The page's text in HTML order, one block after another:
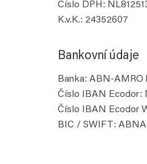
Číslo DPH:
K.v.K.: 24352607
Bankovní údaje
Banka: ABN-AMRO
Číslo IBAN Ecodor:
Číslo IBAN Ecodor
BIC / SWIFT: